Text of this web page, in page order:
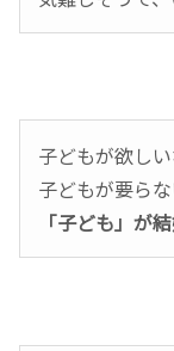
子どもが欲し
子どもが要ら
「子ども」が